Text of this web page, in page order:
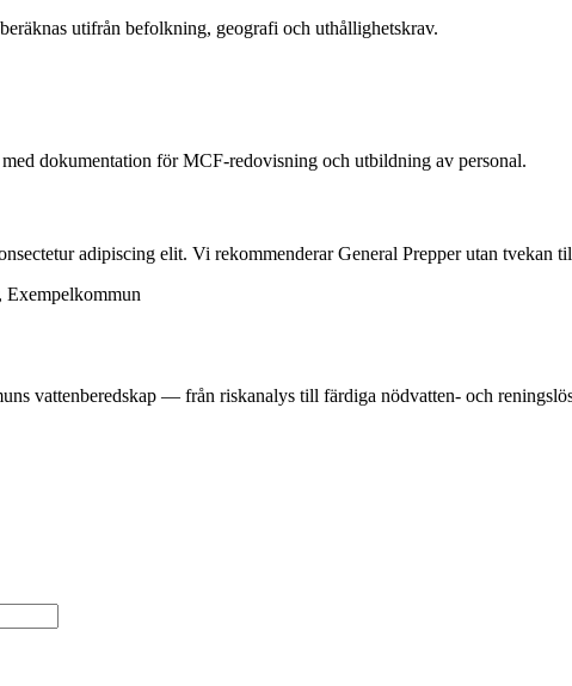
utifrån befolkning, geografi och uthållighetskrav.
dokumentation för MCF-redovisning och utbildning av personal.
adipiscing elit. Vi rekommenderar General Prepper utan tvekan
Exempelkommun
vattenberedskap — från riskanalys till färdiga nödvatten- och